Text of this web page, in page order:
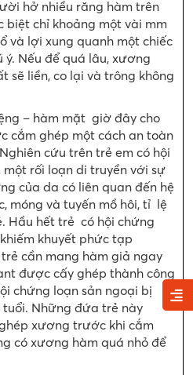
hở nhiều răng hàm trên
biệt chỉ khoảng một vài mm
và lợi xung quanh một chiếc
ý. Nếu để quá lâu, xương
sẽ liền, co lại và trông không
– hàm mặt giờ đây cho
cắm ghép một cách an toàn
cứu trên trẻ em có hội
rối loạn di truyền với sự
của da có liên quan đến hệ
móng và tuyến mồ hôi, tỉ lệ
Hầu hết trẻ có hội chứng
khuyết phức tạp
cần mang hàm giả ngay
được cấy ghép thành công
chứng loạn sản ngoại bị
tuổi. Những đứa trẻ này
xương trước khi cắm
có xương hàm quá nhỏ để